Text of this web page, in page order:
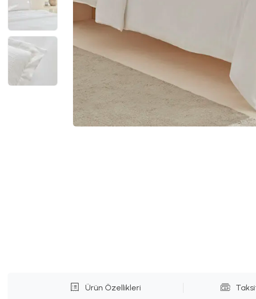
Ürün Özellikleri